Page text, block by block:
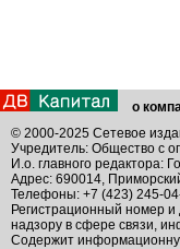
о
© 2000-2025 Сетевое
Учредитель: Общество с
И.о. главного редактора:
Адрес: 690014,
Телефоны: +7 (423) 245-
Регистрационный номер
надзору в сфере связи,
Содержит